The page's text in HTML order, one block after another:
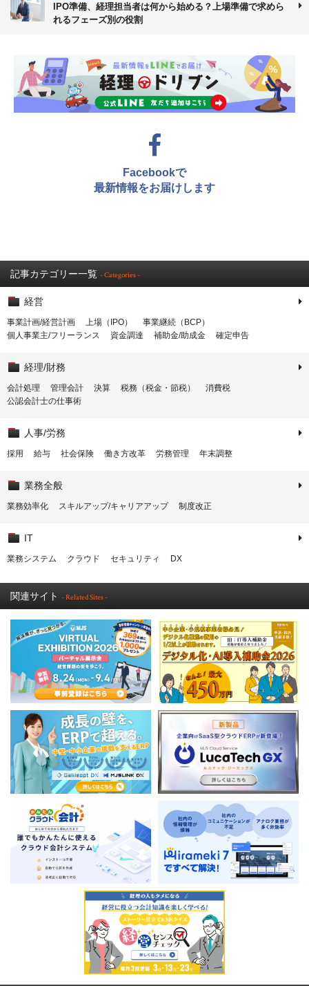
IPO準備、経理担当者は何から始める？上場準備で求めら
れるフェーズ別の役割
Facebookで
最新情報をお届けします
記事カテゴリー一覧 - Categories -
経営
事業計画/経営計画 上場（IPO）
事業継続（BCP）
個人事業主/フリーランス
資金調達 補助金/助成金 確定申告
経理/財務
会計処理 管理会計 決算 税務（税金・節税）
消費税
公認会計士の仕事術
人事/労務
採用 給与 社会保険 働き方改革 労務管理 年末調整
業務全般
業務効率化 スキルアップ/キャリアアップ 制度改正
IT
業務システム クラウド セキュリティ DX
関連サイト - Related Sites -